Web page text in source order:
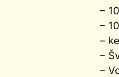
–
–
–
–
–